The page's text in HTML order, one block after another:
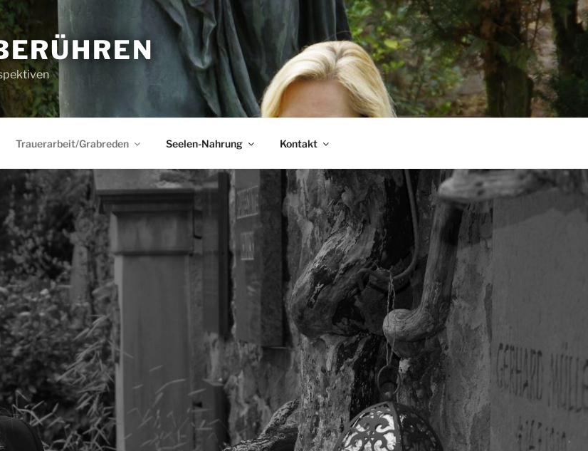
Trauerarbeit/Grabreden Seelen-Nahrung Kontakt